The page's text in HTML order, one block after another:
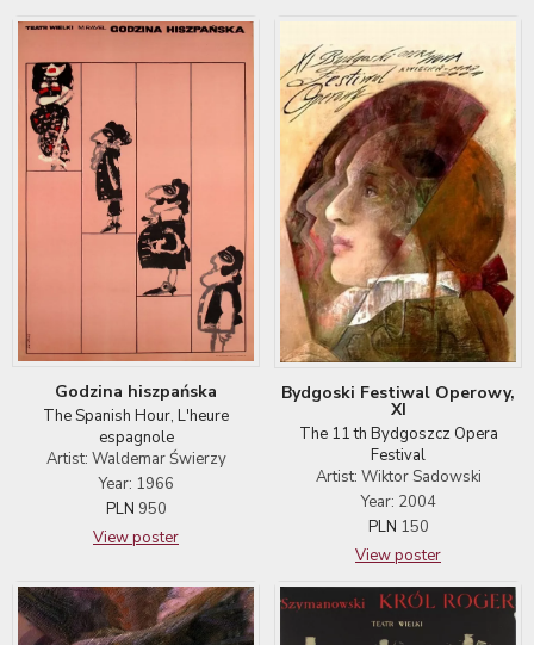
Godzina hiszpańska
The Spanish Hour, L'heure
espagnole
Artist: Waldemar Świerzy
Year: 1966
PLN 950
View poster
Bydgoski Festiwal Operowy,
XI
The 11 th Bydgoszcz Opera
Festival
Artist: Wiktor Sadowski
Year: 2004
PLN 150
View poster